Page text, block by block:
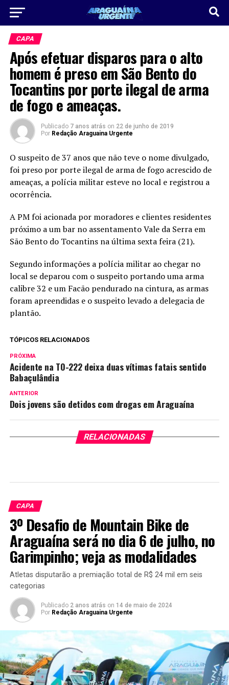
CAPA
Após efetuar disparos para o alto
homem é preso em São Bento do
Tocantins por porte ilegal de arma
de fogo e ameaças.
Publicado 7 anos atrás on 22 de junho de 2019
Por Redação Araguaina Urgente
O suspeito de 37 anos que não teve o nome divulgado,
foi preso por porte ilegal de arma de fogo acrescido de
ameaças, a polícia militar esteve no local e registrou a
ocorrência.
A PM foi acionada por moradores e clientes residentes
próximo a um bar no assentamento Vale da Serra em
São Bento do Tocantins na última sexta feira (21).
Segundo informações a polícia militar ao chegar no
local se deparou com o suspeito portando uma arma
calibre 32 e um Facão pendurado na cintura, as armas
foram apreendidas e o suspeito levado a delegacia de
plantão.
TÓPICOS RELACIONADOS
PRÓXIMA
Acidente na TO-222 deixa duas vítimas fatais sentido
Babaçulândia
ANTERIOR
Dois jovens são detidos com drogas em Araguaína
RELACIONADAS
CAPA
3º Desafio de Mountain Bike de
Araguaína será no dia 6 de julho, no
Garimpinho; veja as modalidades
Atletas disputarão a premiação total de R$ 24 mil em seis
categorias
Publicado 2 anos atrás on 14 de maio de 2024
Por Redação Araguaina Urgente